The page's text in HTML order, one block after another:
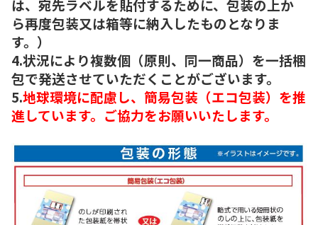
は、宛先ラベルを貼付するために、包装の上か
ら再度包装又は箱等に納入したものとなりま
す。）
4.状況により複数個（原則、同一商品）を一括梱
包で発送させていただくことがございます。
5.地球環境に配慮し、簡易包装（エコ包装）を推
進しています。ご協力をお願いいたします。